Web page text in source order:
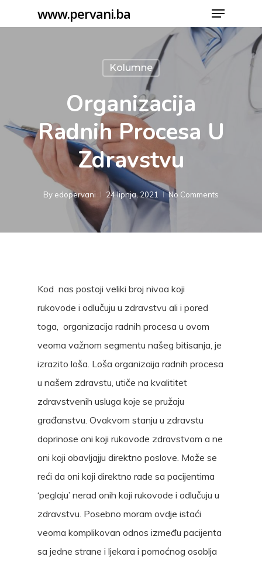
to
www.pervani.ba Menu
Kolumne
Organizacija
Radnih Procesa U
Zdravstvu
By edopervani 24 lipnja, 2021 No Comments
Kod nas postoji veliki broj nivoa koji
rukovode i odlučuju u zdravstvu ali i pored
toga, organizacija radnih procesa u ovom
veoma važnom segmentu našeg bitisanja, je
izrazito loša. Loša organizaija radnih procesa
u našem zdravstu, utiče na kvalititet
zdravstvenih usluga koje se pružaju
građanstvu. Ovakvom stanju u zdravstu
doprinose oni koji rukovode zdravstvom a ne
oni koji obavljajju direktno poslove. Može se
reći da oni koji direktno rade sa pacijentima
‘peglaju’ nerad onih koji rukovode i odlučuju u
zdravstvu. Posebno moram ovdje istaći
veoma komplikovan odnos između pacijenta
sa jedne strane i ljekara i pomoćnog osoblja
Close
Menu